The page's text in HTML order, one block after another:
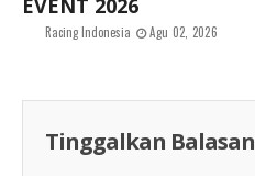
EVENT 2026
Racing Indonesia Agu 02, 2026
Tinggalkan Balasan